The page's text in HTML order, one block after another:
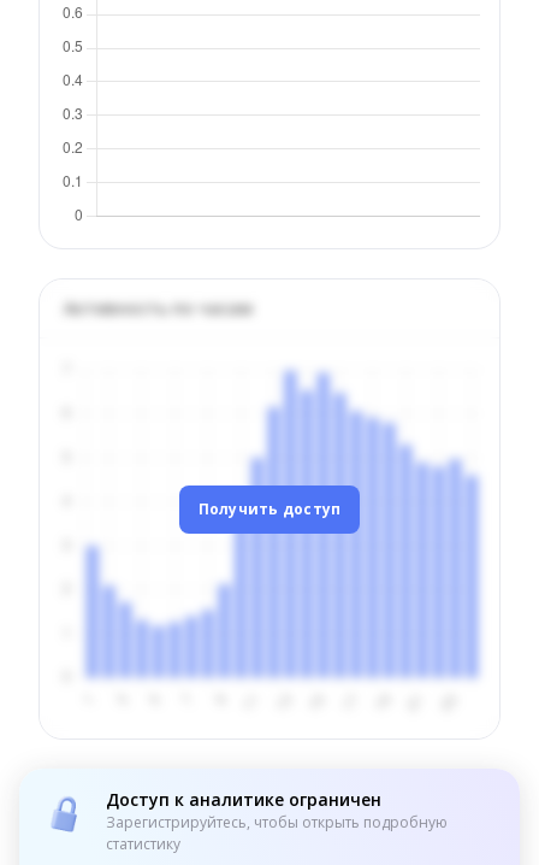
Активность по часам
Получить доступ
Доступ к аналитике ограничен
Зарегистрируйтесь, чтобы открыть подробную
статистику